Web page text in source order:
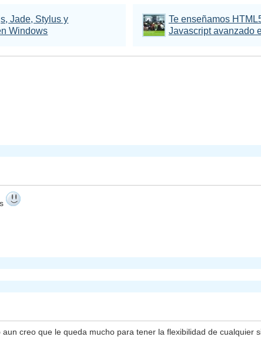
Jade, Stylus y
Windows
Te enseñamos
Javascript avanzado
creo que le queda mucho para tener la flexibilidad de cualquier